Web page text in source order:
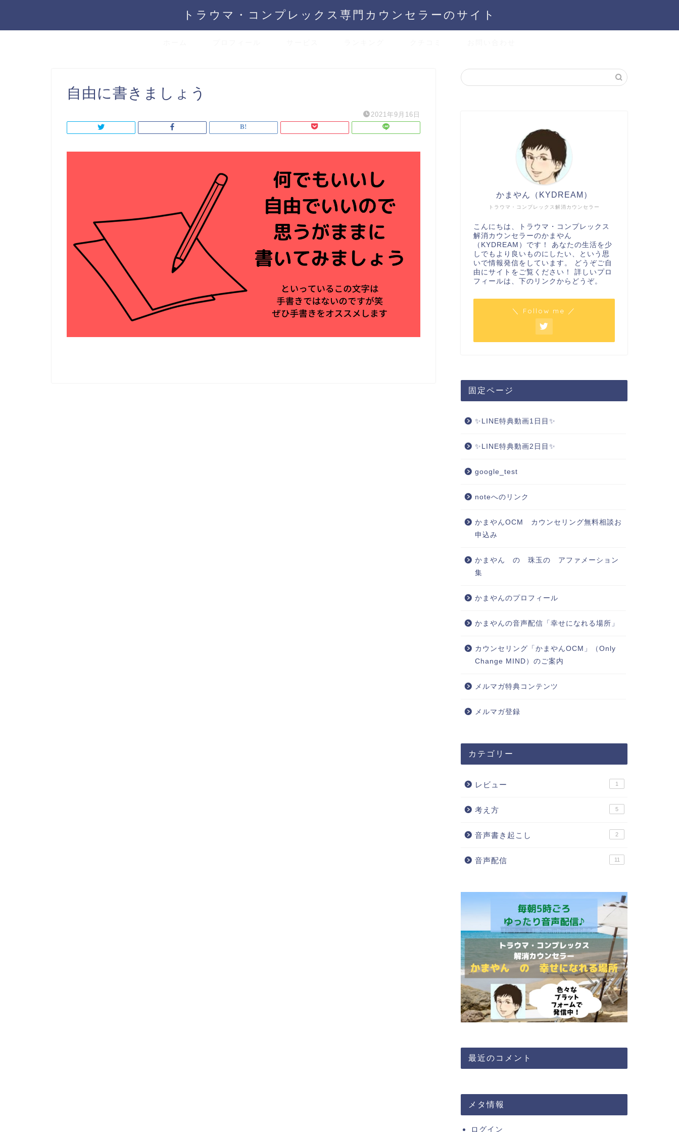
トラウマ・コンプレックス専門カウンセラーのサイト
自由に書きましょう
2021年9月16日
トラウマ・コンプレックス解消カウンセラー
かまやん（KYDREAM）
こんにちは、トラウマ・コンプレックス
解消カウンセラーのかまやん
（KYDREAM）です！ あなたの生活を少
しでもより良いものにしたい、という思
いで情報発信をしています。 どうぞご自
由にサイトをご覧ください！ 詳しいプロ
フィールは、下のリンクからどうぞ。
＼ Follow me ／
固定ページ
✨LINE特典動画1日目✨
✨LINE特典動画2日目✨
google_test
noteへのリンク
かまやんOCM カウンセリング無料相談お
申込み
かまやん の 珠玉の アファメーション
集
かまやんのプロフィール
かまやんの音声配信「幸せになれる場所」
カウンセリング「かまやんOCM」（Only
Change MIND）のご案内
メルマガ特典コンテンツ
メルマガ登録
カテゴリー
レビュー 1
考え方 5
音声書き起こし 2
音声配信 11
最近のコメント
メタ情報
ログイン